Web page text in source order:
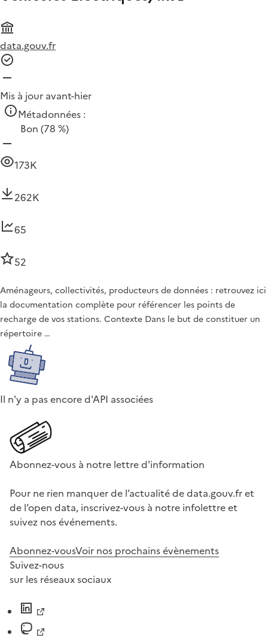
data.gouv.fr
Mis à jour avant-hier
Métadonnées :
Bon (78 %)
173K
262K
65
52
Aménageurs, collectivités, producteurs de données : retrouvez ici
la documentation complète pour référencer les points de
recharge de vos stations. Contexte Dans le but de constituer un
répertoire …
Il n'y a pas encore d'API associées
Abonnez-vous à notre lettre d'information
Pour ne rien manquer de l’actualité de data.gouv.fr et
de l’open data, inscrivez-vous à notre infolettre et
suivez nos événements.
Abonnez-vousVoir nos prochains évènements
Suivez-nous
sur les réseaux sociaux